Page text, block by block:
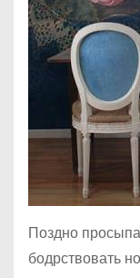
Поздно
бодрствовать